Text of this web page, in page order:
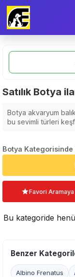
Satılık Botya
Botya akvaryum
bu sevimli türleri
Botya
Favori Aramaya
Bu kategoride
Benzer
Albino Frenatus